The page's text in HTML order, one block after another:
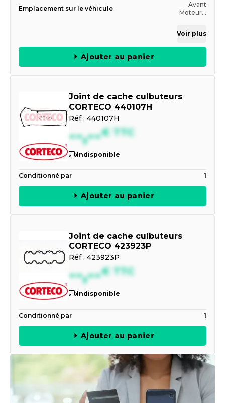
Emplacement sur le véhicule
Avant
Moteur...
Voir plus
Ajouter au panier
Joint de cache culbuteurs
CORTECO 440107H
Réf : 440107H
--,--€ TTC
Indisponible
Conditionné par 1
Ajouter au panier
Joint de cache culbuteurs
CORTECO 423923P
Réf : 423923P
--,--€ TTC
Indisponible
Conditionné par 1
Ajouter au panier